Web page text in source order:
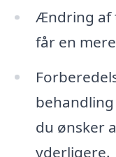
Ændring af
får en
du ønsker
yderligere.